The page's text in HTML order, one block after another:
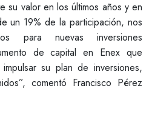
su valor en los últimos años y en
un 19% de la participación, nos
para nuevas inversiones
de capital en Enex que
su plan de inversiones,
comentó Francisco Pérez